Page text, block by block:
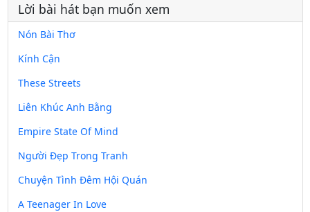
Lời bài hát bạn muốn xem
Nón Bài Thơ
Kính Cận
These Streets
Liên Khúc Anh Bằng
Empire State Of Mind
Người Đẹp Trong Tranh
Chuyện Tình Đêm Hội Quán
A Teenager In Love